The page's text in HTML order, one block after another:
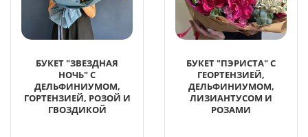
БУКЕТ "ЗВЕЗДНАЯ
НОЧЬ" С
ДЕЛЬФИНИУМОМ,
ГОРТЕНЗИЕЙ, РОЗОЙ И
ГВОЗДИКОЙ
БУКЕТ "ПЭРИСТА" С
ГЕОРТЕНЗИЕЙ,
ДЕЛЬФИНИУМОМ,
ЛИЗИАНТУСОМ И
РОЗАМИ